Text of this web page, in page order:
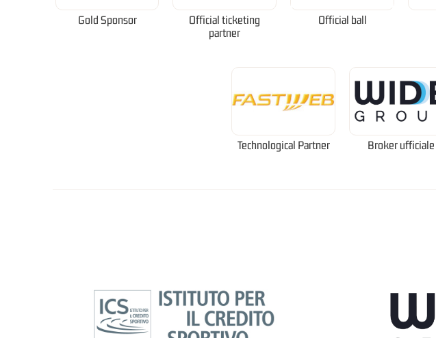
Gold Sponsor
Official ticketing
partner
Official ball
Technological Partner Broker ufficiale